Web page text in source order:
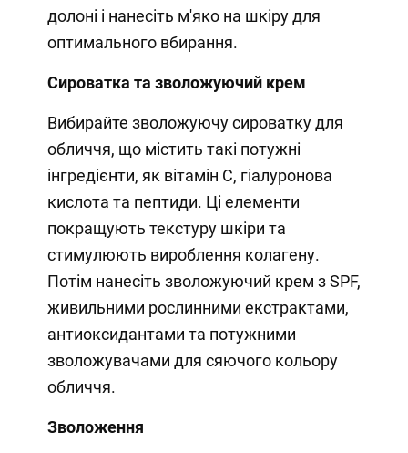
долоні і нанесіть м'яко на шкіру для
оптимального вбирання.
Сироватка та зволожуючий крем
Вибирайте зволожуючу сироватку для
обличчя, що містить такі потужні
інгредієнти, як вітамін С, гіалуронова
кислота та пептиди. Ці елементи
покращують текстуру шкіри та
стимулюють вироблення колагену.
Потім нанесіть зволожуючий крем з SPF,
живильними рослинними екстрактами,
антиоксидантами та потужними
зволожувачами для сяючого кольору
обличчя.
Зволоження